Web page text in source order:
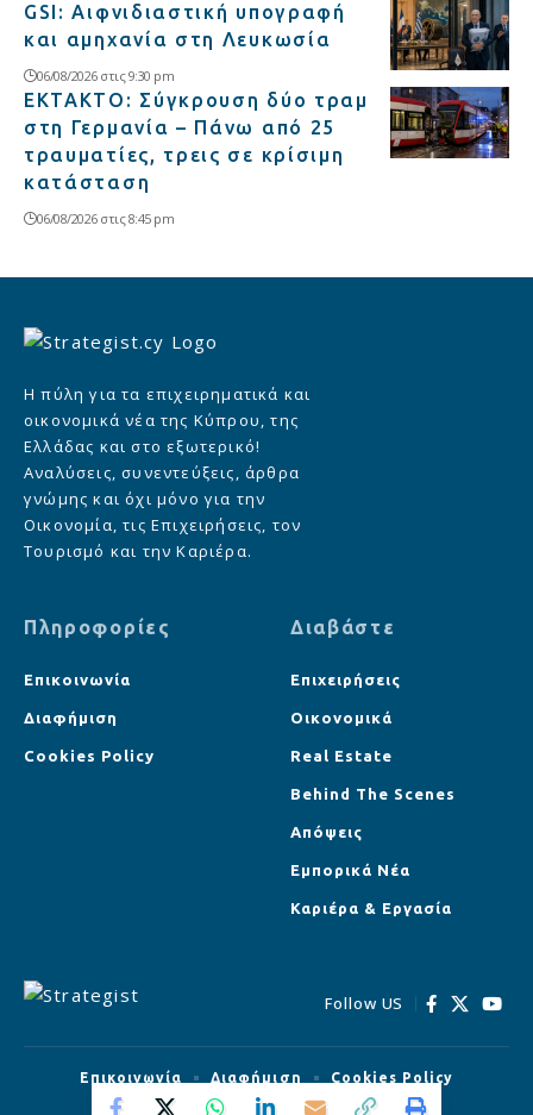
GSI: Αιφνιδιαστική υπογραφή
και αμηχανία στη Λευκωσία
06/08/2026 στις 9:30 pm
ΕΚΤΑΚΤΟ: Σύγκρουση δύο τραμ
στη Γερμανία – Πάνω από 25
τραυματίες, τρεις σε κρίσιμη
κατάσταση
06/08/2026 στις 8:45 pm
Η πύλη για τα επιχειρηματικά και
οικονομικά νέα της Κύπρου, της
Ελλάδας και στο εξωτερικό!
Αναλύσεις, συνεντεύξεις, άρθρα
γνώμης και όχι μόνο για την
Οικονομία, τις Επιχειρήσεις, τον
Τουρισμό και την Καριέρα.
Πληροφορίες
Επικοινωνία
Διαφήμιση
Cookies Policy
Διαβάστε
Επιχειρήσεις
Οικονομικά
Real Estate
Behind The Scenes
Απόψεις
Εμπορικά Νέα
Καριέρα & Εργασία
Follow US
Επικοινωνία Διαφήμιση Cookies Policy